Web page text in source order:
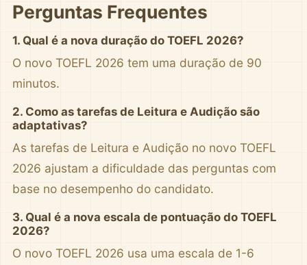
Perguntas Frequentes
1. Qual é a nova duração do TOEFL 2026?
O novo TOEFL 2026 tem uma duração de 90
minutos.
2. Como as tarefas de Leitura e Audição são
adaptativas?
As tarefas de Leitura e Audição no novo TOEFL
2026 ajustam a dificuldade das perguntas com
base no desempenho do candidato.
3. Qual é a nova escala de pontuação do TOEFL
2026?
O novo TOEFL 2026 usa uma escala de 1-6